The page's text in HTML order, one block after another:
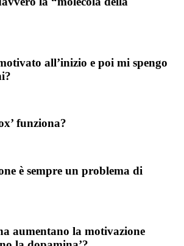
all’inizio e poi mi spengo
funziona?
è sempre un problema di
aumentano la motivazione